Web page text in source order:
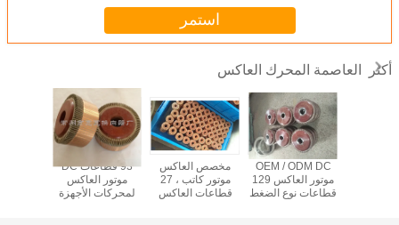
استمر
أكثر العاصمة المحرك العاكس
93 قطاعات DC
موتور العاكس
لمحركات الأجهزة
مخصص العاكس
موتور كاتب ، 27
قطاعات العاكس
OEM / ODM DC
موتور العاكس 129
قطاعات نوع الضغط